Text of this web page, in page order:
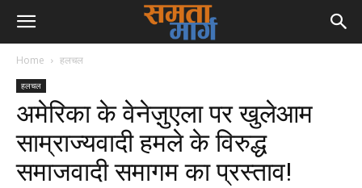
Home हलचल
हलचल
अमेरिका के वेनेज़ुएला पर खुलेआम
साम्राज्यवादी हमले के विरुद्ध
समाजवादी समागम का प्रस्ताव!